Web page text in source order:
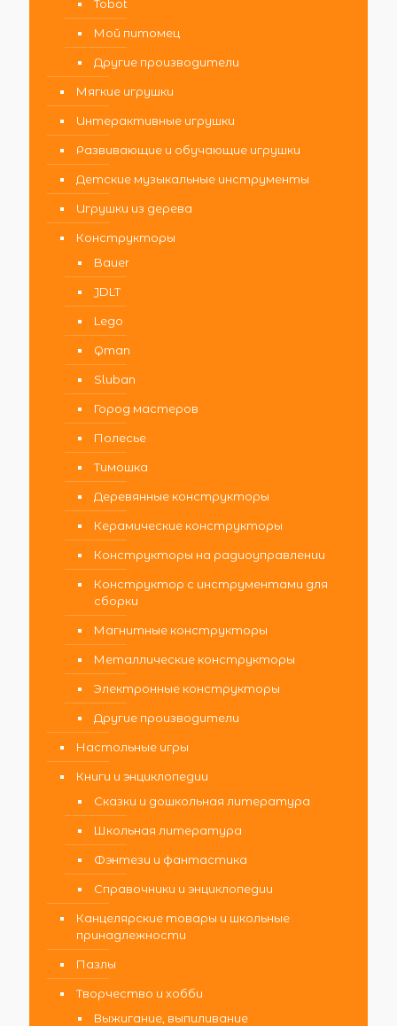
Tobot
Мой питомец
Другие производители
Мягкие игрушки
Интерактивные игрушки
Развивающие и обучающие игрушки
Детские музыкальные инструменты
Игрушки из дерева
Конструкторы
Bauer
JDLT
Lego
Qman
Sluban
Город мастеров
Полесье
Тимошка
Деревянные конструкторы
Керамические конструкторы
Конструкторы на радиоуправлении
Конструктор с инструментами для
сборки
Магнитные конструкторы
Металлические конструкторы
Электронные конструкторы
Другие производители
Настольные игры
Книги и энциклопедии
Сказки и дошкольная литература
Школьная литература
Фэнтези и фантастика
Справочники и энциклопедии
Канцелярские товары и школьные
принадлежности
Пазлы
Творчество и хобби
Выжигание, выпиливание